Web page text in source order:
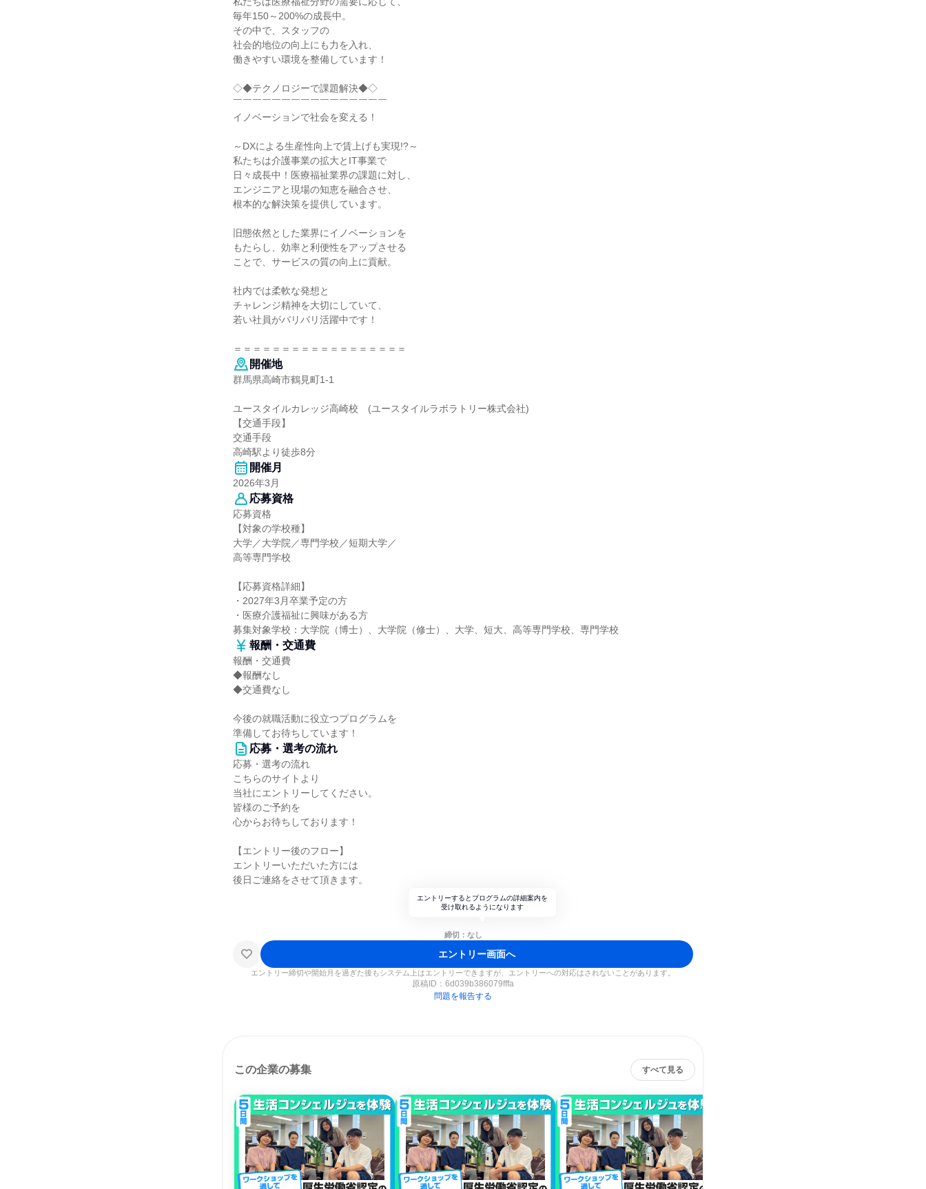
毎年150～200%の成長中。
その中で、スタッフの
社会的地位の向上にも力を入れ、
働きやすい環境を整備しています！
◇◆テクノロジーで課題解決◆◇
￣￣￣￣￣￣￣￣￣￣￣￣￣￣￣￣
イノベーションで社会を変える！
～DXによる生産性向上で賃上げも実現!?～
私たちは介護事業の拡大とIT事業で
日々成長中！医療福祉業界の課題に対し、
エンジニアと現場の知恵を融合させ、
根本的な解決策を提供しています。
旧態依然とした業界にイノベーションを
もたらし、効率と利便性をアップさせる
ことで、サービスの質の向上に貢献。
社内では柔軟な発想と
チャレンジ精神を大切にしていて、
若い社員がバリバリ活躍中です！
＝＝＝＝＝＝＝＝＝＝＝＝＝＝＝＝＝＝
開催地
群馬県高崎市鶴見町1-1
ユースタイルカレッジ高崎校 (ユースタイルラボラトリー株式会社)
【交通手段】
交通手段
高崎駅より徒歩8分
開催月
2026年3月
応募資格
応募資格
【対象の学校種】
大学／大学院／専門学校／短期大学／
高等専門学校
【応募資格詳細】
・2027年3月卒業予定の方
・医療介護福祉に興味がある方
募集対象学校：大学院（博士）、大学院（修士）、大学、短大、高等専門学校、専門学校
報酬・交通費
報酬・交通費
◆報酬なし
◆交通費なし
今後の就職活動に役立つプログラムを
準備してお待ちしています！
応募・選考の流れ
応募・選考の流れ
こちらのサイトより
当社にエントリーしてください。
皆様のご予約を
心からお待ちしております！
【エントリー後のフロー】
エントリーいただいた方には
後日ご連絡をさせて頂きます。
エントリーするとプログラムの詳細案内を
受け取れるようになります
締切：なし
エントリー画面へ
エントリー締切や開始月を過ぎた後もシステム上はエントリーできますが、エントリーへの対応はされないことがあります。
原稿ID： 6d039b386079fffa
問題を報告する
この企業の募集 すべて見る